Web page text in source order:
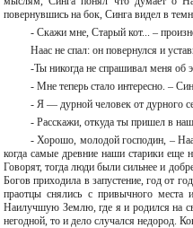
повернувшись на бок, Синга видел в
- Скажи мне, Старый кот... –
Наас не спал: он повернулся и
-Ты никогда не спрашивал меня об
- Мне теперь стало интересно. –
- Я — дурной человек от дурного
- Расскажи, откуда ты пришел в
- Хорошо, молодой господин, –
когда самые древние наши старики еще
Говорят, тогда люди были сильнее и
Богов приходила в запустение, год от
праотцы снялись с привычного
Наилучшую Землю, где я и родился на
негодной, то и дело случался недород.